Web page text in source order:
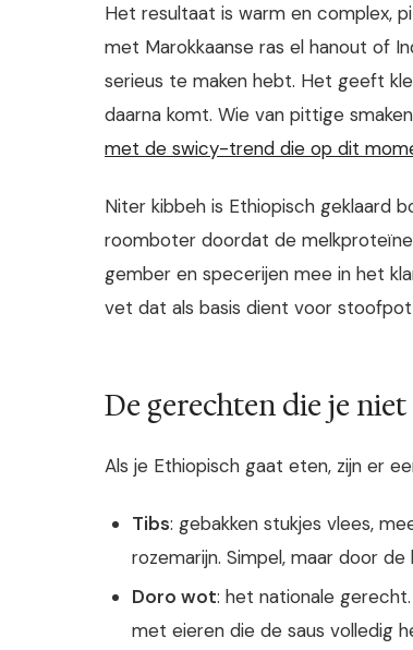
Het resultaat is warm en complex,
met Marokkaanse ras el hanout of
serieus te maken hebt. Het geeft
daarna komt. Wie van pittige
met de swicy-trend die op dit
Niter kibbeh is Ethiopisch geklaard
roomboter doordat de
gember en specerijen mee in het
vet dat als basis dient voor
De gerechten die je
Als je Ethiopisch gaat eten, zijn er
Tibs: gebakken stukjes vlees,
rozemarijn. Simpel, maar door
Doro wot: het nationale
met eieren die de saus volledig